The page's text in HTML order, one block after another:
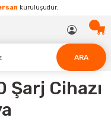
kuruluşudur.
ARA
Şarj Cihazı